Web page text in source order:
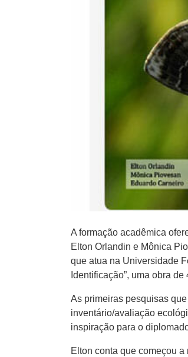
A formação acadêmica
Elton Orlandin e Mônica
que atua na Universidade
Identificação”, uma obra
As primeiras pesquisas
inventário/avaliação
inspiração para o
Elton conta que começou